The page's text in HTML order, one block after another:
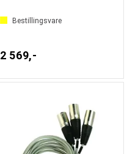
Bestillingsvare
2 569,-